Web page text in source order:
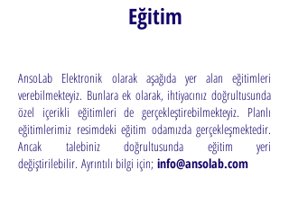
Eğitim
AnsoLab Elektronik olarak aşağıda yer alan eğitimleri
verebilmekteyiz. Bunlara ek olarak, ihtiyacınız doğrultusunda
özel içerikli eğitimleri de gerçekleştirebilmekteyiz. Planlı
eğitimlerimiz resimdeki eğitim odamızda gerçekleşmektedir.
Ancak talebiniz doğrultusunda eğitim yeri
değiştirilebilir. Ayrıntılı bilgi için; info@ansolab.com